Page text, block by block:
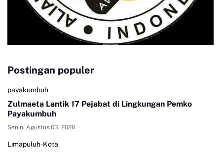
Postingan populer
payakumbuh
Zulmaeta Lantik 17 Pejabat di Lingkungan Pemko
Payakumbuh
Senin, Agustus 03, 2026
Limapuluh-Kota